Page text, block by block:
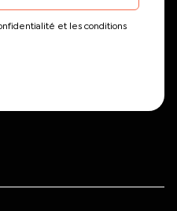
et les conditions